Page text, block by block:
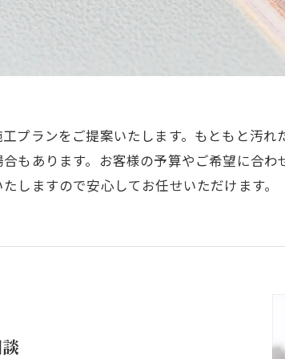
プランをご提案いたします。もともと汚れ
もあります。お客様の予算やご希望に合
しますので安心してお任せいただけます。